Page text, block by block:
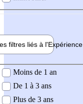
filtres liés à l'Expérience
demandée
Moins de 1 an
De 1 à 3 ans
Plus de 3 ans